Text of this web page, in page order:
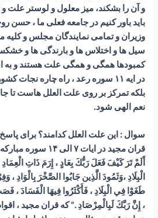
و آن را بشکند، میز معلول و لوستر علت
باید باور کنیم در جامعه فعلی ما ،
وزیران و تمامی نمایندگان مجلس و کلیه
سیل ها و اختلاس ها و بارندگی ها و
کمبودها همگی و همگی علت هستند و به
در ایه ۱۱ سوره رعد ، راه چاره
بلکه تمرکز بر روی علت العلل هاست تا
نعم الهی شود.
سوال : این علت العلل کدامند؟ برای
قران مجید در ایات ۷ الی ۱۴ سوره مبارکه فجر میرویم که فرمودند :
أَلَمْ تَرَ كَيْفَ فَعَلَ رَبُّكَ بِعَادٍ ، إِرَمَ ذَاتِ
الْبِلَادِ ،وَثَمُودَ الَّذِين جَابُوا الصَّخْرَ بِالْوَادِ ،
طَغَوْا فِي الْبِلَادِ ، فَأَكْثَرُوا فِيهَا الْفَسَادَ
، إِنَّ رَبَّكَ لَبِالْمِرْصَادِ .” که قران مجید ،